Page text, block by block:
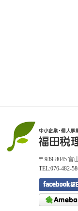
〒939-8045 富
TEL:076-482-